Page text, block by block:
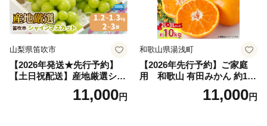
山梨県笛吹市
【2026年発送★先行予約】
【土日祝配送】産地厳選シャ
インマスカット1.2kg～1.3kg
（2房～3房）※沖縄・離島配
11,000円
和歌山県湯浅町
【2026年先行予約】ご家庭
用 和歌山 有田みかん 約10k
g (2L、3Lサイズ)【湯浅町】
11,000円